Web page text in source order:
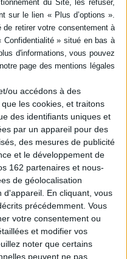
ou accédons à des
les cookies, et traitons
des identifiants uniques et
par un appareil pour des
des mesures de publicité
et le développement de
162 partenaires et nous-
de géolocalisation
d'appareil. En cliquant, vous
précédemment. Vous
votre consentement ou
et modifier vos
noter que certains
peuvent ne pas
ne pas disparaître
: la championne du
patinage artistique
confie les raisons de
son départ
Auteur :Gabriella